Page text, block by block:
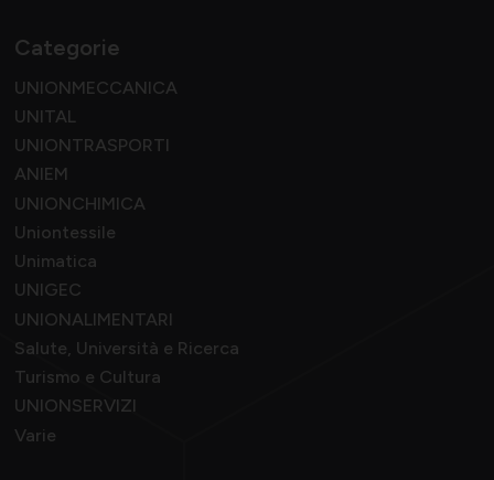
Categorie
UNIONMECCANICA
UNITAL
UNIONTRASPORTI
ANIEM
UNIONCHIMICA
Uniontessile
Unimatica
UNIGEC
UNIONALIMENTARI
Salute, Università e Ricerca
Turismo e Cultura
UNIONSERVIZI
Varie